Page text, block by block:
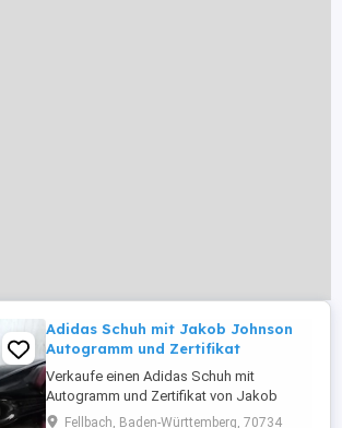
Adidas Schuh mit Jakob Johnson
Autogramm und Zertifikat
Verkaufe einen Adidas Schuh mit
Autogramm und Zertifikat von Jakob
Johnson !! PRIVAT KAUF - KEINE
Fellbach, Baden-Württemberg, 70734